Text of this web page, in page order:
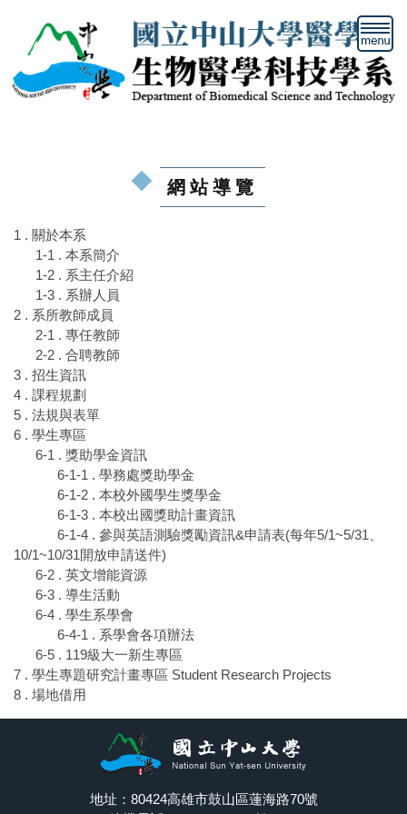
要
內
網站導覽
1 . 關於本系
1-1 . 本系簡介
1-2 . 系主任介紹
1-3 . 系辦人員
2 . 系所教師成員
2-1 . 專任教師
2-2 . 合聘教師
3 . 招生資訊
4 . 課程規劃
5 . 法規與表單
6 . 學生專區
6-1 . 獎助學金資訊
6-1-1 . 學務處獎助學金
6-1-2 . 本校外國學生獎學金
6-1-3 . 本校出國獎助計畫資訊
6-1-4 . 參與英語測驗獎勵資訊&申請表(每年5/1~5/31、
10/1~10/31開放申請送件)
6-2 . 英文增能資源
6-3 . 導生活動
6-4 . 學生系學會
6-4-1 . 系學會各項辦法
6-5 . 119級大一新生專區
7 . 學生專題研究計畫專區 Student Research Projects
8 . 場地借用
地址：80424高雄市鼓山區蓮海路70號